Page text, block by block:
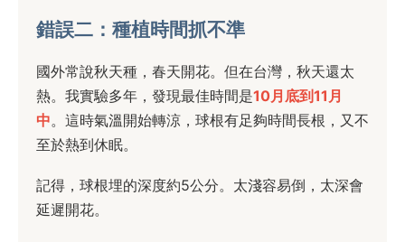
錯誤二：種植時間抓不準
國外常說秋天種，春天開花。但在台灣，秋天還太
熱。我實驗多年，發現最佳時間是10月底到11月
中。這時氣溫開始轉涼，球根有足夠時間長根，又不
至於熱到休眠。
記得，球根埋的深度約5公分。太淺容易倒，太深會
延遲開花。